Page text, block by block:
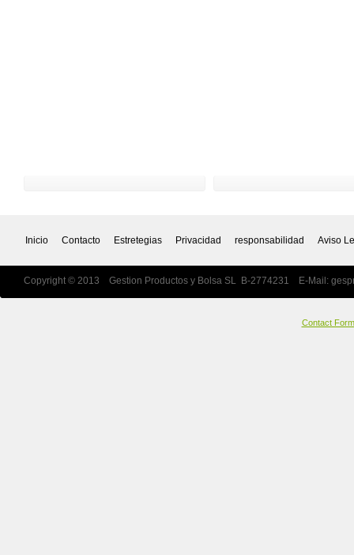
Inicio Contacto Estretegias Privacidad responsabilidad Aviso
Copyright © 2013 Gestion Productos y Bolsa SL B-2774231 E-Mail:
Contact Form